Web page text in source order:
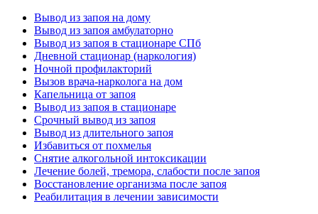
Вывод из запоя на дому
Вывод из запоя амбулаторно
Вывод из запоя в стационаре СПб
Дневной стационар (наркология)
Ночной профилакторий
Вызов врача-нарколога на дом
Капельница от запоя
Вывод из запоя в стационаре
Срочный вывод из запоя
Вывод из длительного запоя
Избавиться от похмелья
Снятие алкогольной интоксикации
Лечение болей, тремора, слабости после запоя
Восстановление организма после запоя
Реабилитация в лечении зависимости